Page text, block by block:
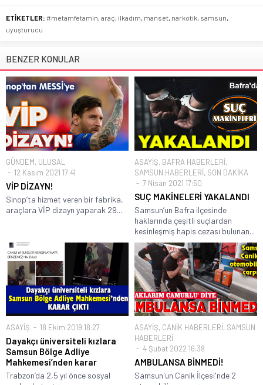
ETİKETLER: #metamfetamin, araç, ilkadım, manset, narkotik, samsun,
uyuşturucu
BENZER KONULAR
GÜNDEM, ULUSAL
12 Kasım 2021 17:41
VİP DİZAYN!
Sinop’ta hizmet veren bir fabrika,
araçlara VİP dizayn yaparak 29...
ASAYİŞ, BAFRA HABERLERİ,
SAMSUN HABERLERİ, SON DAKİKA
7 Nisan 2021 17:50
SUÇ MAKİNELERİ YAKALANDI
Samsun’un Bafra ilçesinde
haklarında çeşitli suçlardan
kesinleşmiş hapis cezası bulunan...
ASAYİŞ 18 Ekim 2019 18:27
Dayakçı üniversiteli kızlara
Samsun Bölge Adliye
Mahkemesi’nden karar
Trabzon’da 2,5 yıl önce sosyal
ASAYİŞ, CANİK HABERLERİ, SAMSUN
HABERLERİ
4 Şubat 2022 16:38
AMBULANSA BİNMEDİ!
Samsun'un Canik İlçesi'nde 2